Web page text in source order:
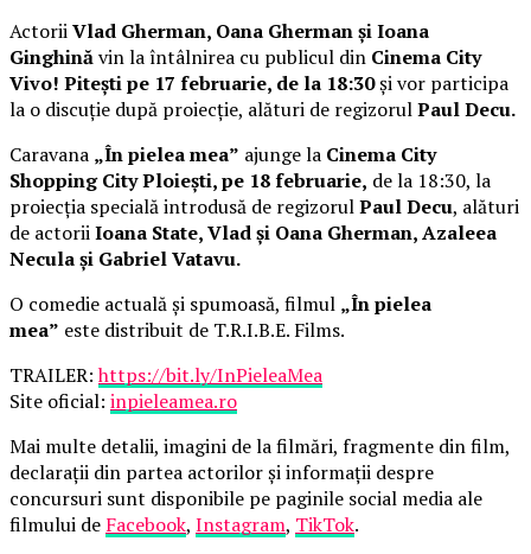
ActoriiVlad Gherman, Oana Gherman și Ioana
Ginghinăvin la întâlnirea cu publicul din Cinema City
Vivo! Pitești pe 17 februarie, de la 18:30și vor participa
la o discuție după proiecție, alături de regizorulPaul Decu.
Caravana „În pielea mea” ajunge la Cinema City
Shopping City Ploiești, pe 18 februarie, de la 18:30, la
proiecția specială introdusă de regizorulPaul Decu, alături
de actoriiIoana State, Vlad și Oana Gherman, Azaleea
Necula și Gabriel Vatavu.
O comedie actuală și spumoasă, filmul „În pielea
mea” este distribuit de T.R.I.B.E. Films.
TRAILER:https://bit.ly/InPieleaMea
Site oficial: inpieleamea.ro
Mai multe detalii, imagini de la filmări, fragmente din film,
declarații din partea actorilor și informații despre
concursuri sunt disponibile pe paginile social media ale
filmului de Facebook, Instagram, TikTok.